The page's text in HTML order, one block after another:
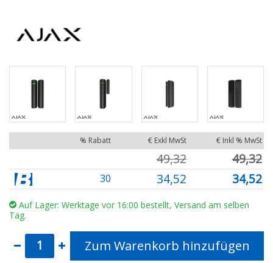
% Rabatt € Exkl MwSt € Inkl % MwSt
49,32 49,32
30 34,52 34,52
Auf Lager: Werktage vor 16:00 bestellt, Versand am selben
Tag.
Zum Warenkorb hinzufügen